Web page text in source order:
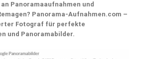
Panoramaaufnahmen und
Panorama-Aufnahmen.com –
Fotograf für perfekte
und Panoramabilder.